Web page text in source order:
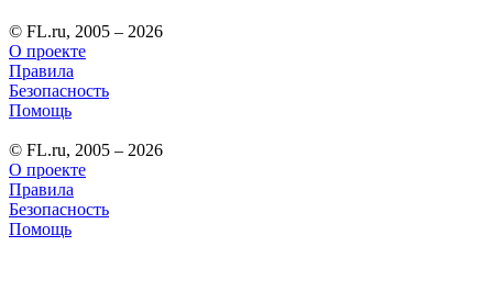
© FL.ru, 2005 – 2026
О проекте
Правила
Безопасность
Помощь
© FL.ru, 2005 – 2026
О проекте
Правила
Безопасность
Помощь